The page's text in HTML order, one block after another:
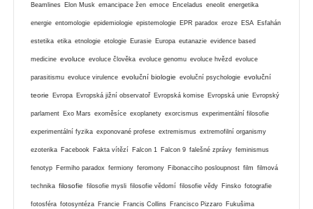
Beamlines Elon Musk emancipace žen emoce Enceladus eneolit energetika
energie entomologie epidemiologie epistemologie EPR paradox eroze ESA Esfahán
estetika etika etnologie etologie Eurasie Europa eutanazie evidence based
medicine evoluce evoluce člověka evoluce genomu evoluce hvězd evoluce
parasitismu evoluce virulence evoluční biologie evoluční psychologie evoluční
teorie Evropa Evropská jižní observatoř Evropská komise Evropská unie Evropský
parlament Exo Mars exoměsíce exoplanety exorcismus experimentální filosofie
experimentální fyzika exponované profese extremismus extremofilní organismy
ezoterika Facebook Fakta vítězí Falcon 1 Falcon 9 falešné zprávy feminismus
fenotyp Fermiho paradox fermiony feromony Fibonacciho posloupnost film filmová
technika filosofie filosofie mysli filosofie vědomí filosofie vědy Finsko fotografie
fotosféra fotosyntéza Francie Francis Collins Francisco Pizzaro Fukušima